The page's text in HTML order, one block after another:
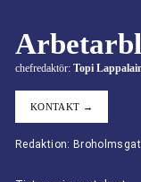
chefredaktör: Topi
KONTAKT →
Redaktion: